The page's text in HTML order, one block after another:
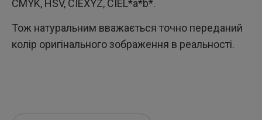
CMYK, HSV, CIEXYZ, CIEL*a*b*.
Тож натуральним вважається точно переданий
колір оригінального зображення в реальності.